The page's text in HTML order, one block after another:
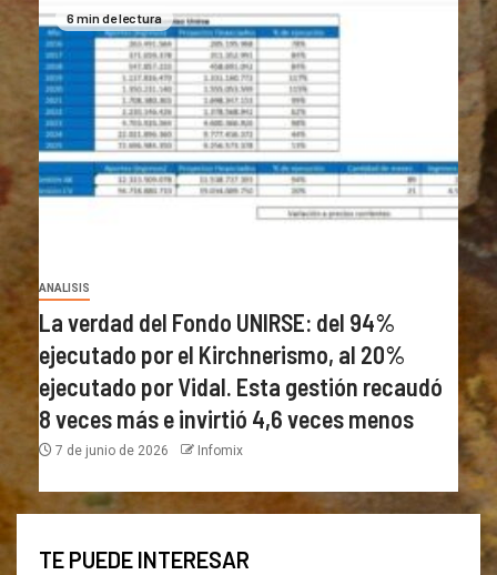
6 min de lectura
ANALISIS
La verdad del Fondo UNIRSE: del 94%
ejecutado por el Kirchnerismo, al 20%
ejecutado por Vidal. Esta gestión recaudó
8 veces más e invirtió 4,6 veces menos
7 de junio de 2026 Infomix
TE PUEDE INTERESAR